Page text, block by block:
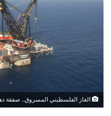
الغاز الفلسطيني المسروق.. صفقة